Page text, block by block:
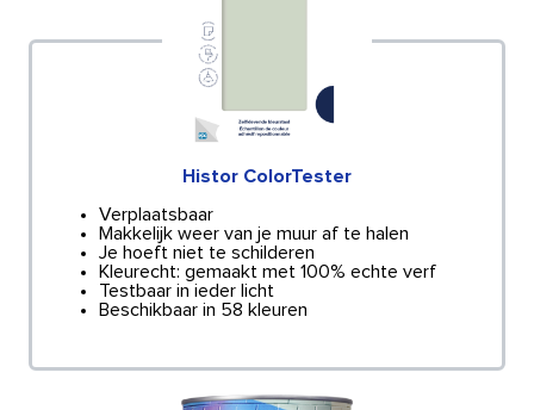
Histor ColorTester
Verplaatsbaar
Makkelijk weer van je muur af te halen
Je hoeft niet te schilderen
Kleurecht: gemaakt met 100% echte verf
Testbaar in ieder licht
Beschikbaar in 58 kleuren